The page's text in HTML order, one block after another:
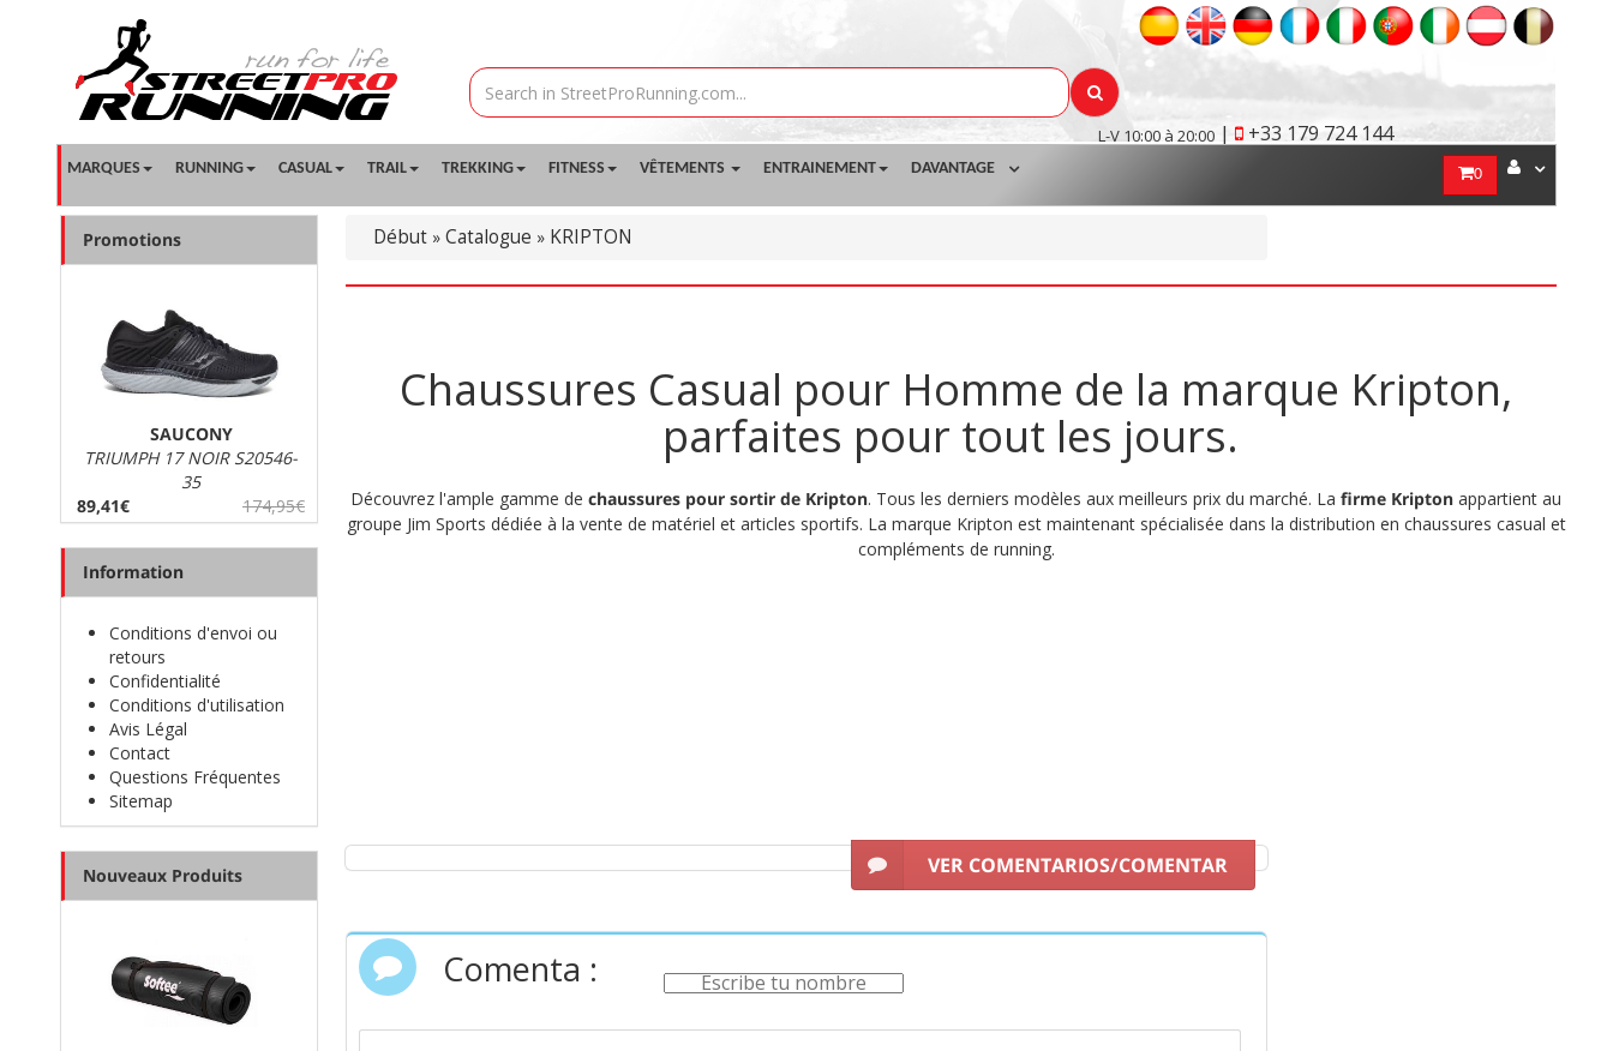
L-V 10:00 à 20:00 | +33 179 724 144
MARQUES RUNNING CASUAL TRAIL TREKKING FITNESS VÊTEMENTS ENTRAINEMENT DAVANTAGE 0
Début » Catalogue » KRIPTON
Chaussures Casual pour Homme de la marque Kripton,
parfaites pour tout les jours.
Découvrez l'ample gamme de chaussures pour sortir de Kripton. Tous les derniers modèles aux meilleurs prix du marché. La firme Kripton appartient au
groupe Jim Sports dédiée à la vente de matériel et articles sportifs. La marque Kripton est maintenant spécialisée dans la distribution en chaussures casual et
compléments de running.
VER COMENTARIOS/COMENTAR
Comenta :
Promotions
SAUCONY
TRIUMPH 17 NOIR S20546-
35
89,41€
174,95€
Information
Conditions d'envoi ou
retours
Confidentialité
Conditions d'utilisation
Avis Légal
Contact
Questions Fréquentes
Sitemap
Nouveaux Produits